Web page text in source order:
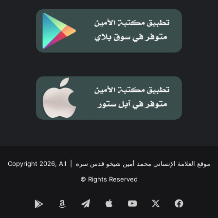
كله وتمد الكون كله بما تمدّه به من قوة
ونماء، وتبعث في كل شيء ما يناسبه وما
يساعده على البقاء واستمرار الحياة.
موقع العلامة الإنساني محمد أمين شيخو قدس سره
| Copyright 2026, All
Rights Reserved ©
فيسبوك ‫YouTube تيلقرام Amazon